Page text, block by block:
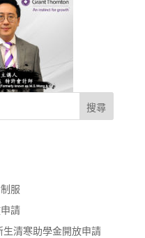
服
請
清寒助學金開放申請